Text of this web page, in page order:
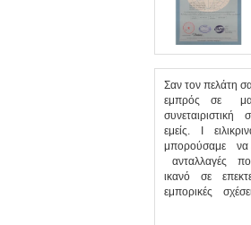
Σαν τον πελάτη
εμπρός σε
συνεταιριστική
εμείς. Ι
μπορούσαμε να
ανταλλαγές
ικανό σε
εμπορικές